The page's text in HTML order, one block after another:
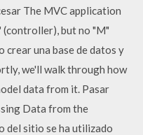
The MVC application
(controller), but no "M"
crear una base de datos y
we'll walk through how
data from it. Pasar
Data from the
del sitio se ha utilizado